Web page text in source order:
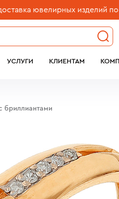
ювелирных изделий по
УСЛУГИ КЛИЕНТАМ
бриллиантами